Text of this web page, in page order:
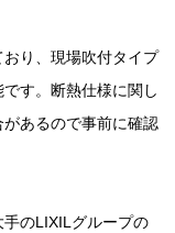
り、現場吹付タイプ
す。断熱仕様に関し
あるので事前に確認
のLIXILグループの